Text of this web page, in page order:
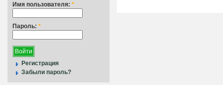
Имя пользователя: *
Пароль: *
Регистрация
Забыли пароль?